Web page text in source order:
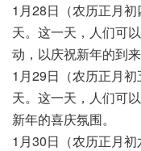
1月28日（农历正月
天。这一天，人们可
动，以庆祝新年的到来
1月29日（农历正月
天。这一天，人们可
新年的喜庆氛围。
1月30日（农历正月